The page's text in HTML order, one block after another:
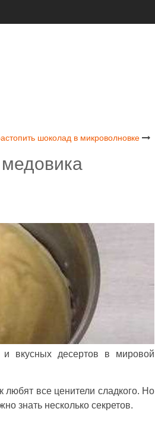
шоколад в микроволновке
вкусных десертов в мировой
любят все ценители сладкого. Но
знать несколько секретов.